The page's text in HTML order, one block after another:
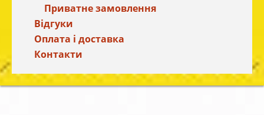
Приватне замовлення
Відгуки
Оплата і доставка
Контакти